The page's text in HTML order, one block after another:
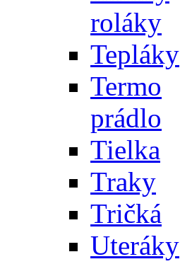
roláky
Tepláky
Termo
prádlo
Tielka
Traky
Tričká
Uteráky